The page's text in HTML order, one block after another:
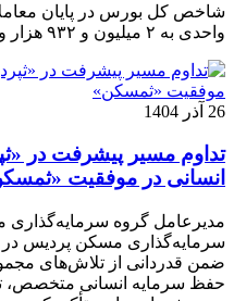
واحدی به ۲ میلیون و ۹۳۲ هزار واحد رسید.
26 آذر 1404
تداوم مسیر پیشرفت در
انسانی در موفقیت
مدیرعامل گروه سرمایه‌گذاری
سرمایه‌گذاری مسکن پردیس
ضمن قدردانی از تلاش‌های
حفظ سرمایه انسانی متخصص،